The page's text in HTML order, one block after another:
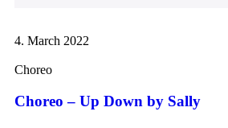
4. March 2022
Choreo
Choreo – Up Down by Sally